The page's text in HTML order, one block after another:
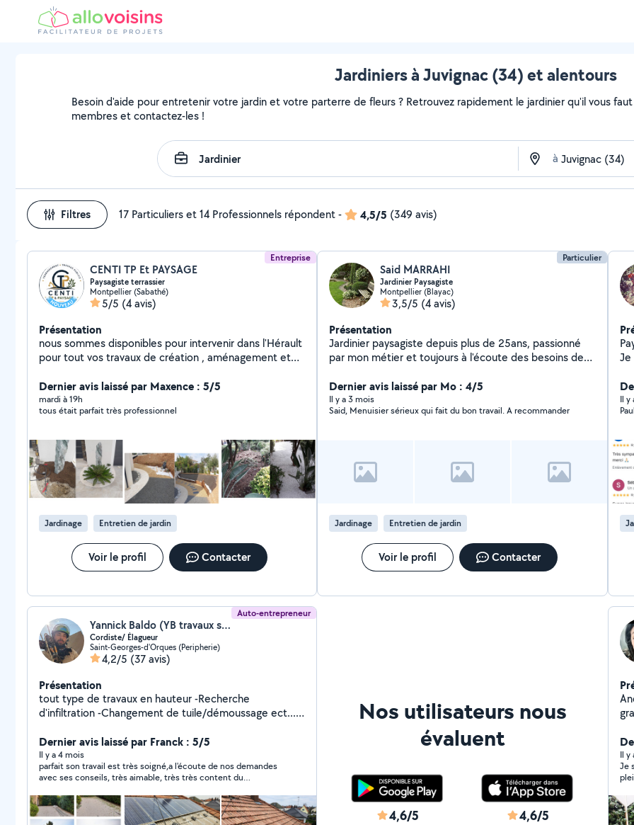
Jardiniers à Juvignac (34) et alentours
Besoin d'aide pour entretenir votre jardin et votre parterre de fleurs ? Retrouvez rapidement le jardinier qu'il vous faut
membres et contactez-les !
à
Filtres 17 Particuliers et 14 Professionnels répondent- 4,5/5 (349 avis)
Entreprise
CENTI TP Et PAYSAGE
Paysagiste terrassier
Montpellier (Sabathé)
5/5 (4 avis)
Présentation
nous sommes disponibles pour intervenir dans l'Hérault
pour tout vos travaux de création , aménagement et
extérieurs nous intervenons aussi pour vos
terrassements : piscines , allées , terrasses , petite
maçonnerie
Dernier avis laissé par Maxence : 5/5
mardi à 19h
tous était parfait très professionnel
Jardinage Entretien de jardin
Voir le profil Contacter
Particulier
Said MARRAHI
Jardinier Paysagiste
Montpellier (Blayac)
3,5/5 (4 avis)
Présentation
Jardinier paysagiste depuis plus de 25ans, passionné
par mon métier et toujours à l'écoute des besoins de
de travaux de jardin: - Entretien régulier (tonte, taille de
haies, désherbage, coupe d'abres ect.) - Création et
aménagement d'espaces verts - Nettoyage de terrain,
petits bricolage et réparation diverses. Sérieux et
minutieux, je mets mon savoir-faire à votre service.
conseil, je me déplace volontiers.
Dernier avis laissé par Mo : 4/5
Il y a 3 mois
Said, Menuisier sérieux qui fait du bon travail. A recommander
Jardinage Entretien de jardin
Voir le profil Contacter
Je
Il y
Auto-entrepreneur
Yannick Baldo (YB travaux sur cordes)
Cordiste/ Élagueur
Saint-Georges-d'Orques (Peripherie)
4,2/5 (37 avis)
Présentation
tout type de travaux en hauteur -Recherche
d'infiltration -Changement de tuile/démoussage ect......
Dernier avis laissé par Franck : 5/5
Il y a 4 mois
parfait son travail est très soigné,a l'écoute de nos demandes
avec ses conseils, très aimable, très très content du
vous
Nos utilisateurs nous
évaluent
4,6/5 4,6/5
Il y
Je